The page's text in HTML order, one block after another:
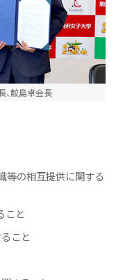
、鮫島卓会長
等の相互提供に関する
こと
こと